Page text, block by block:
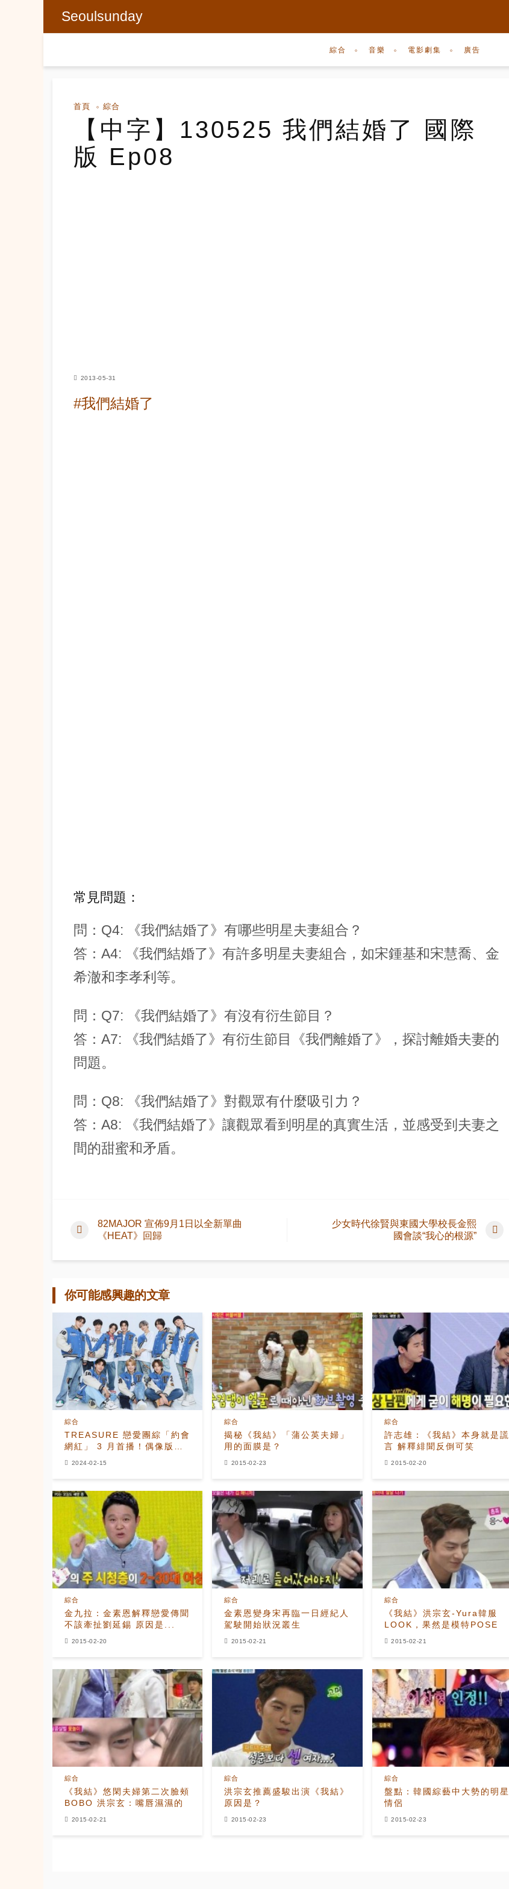
Seoulsunday
綜合 音樂 電影劇集 廣告
首頁 綜合
【中字】130525 我們結婚了 國際
版 Ep08
2013-05-31
#我們結婚了
常見問題：
問：Q4: 《我們結婚了》有哪些明星夫妻組合？
答：A4: 《我們結婚了》有許多明星夫妻組合，如宋鍾基和宋慧喬、金
希澈和李孝利等。
問：Q7: 《我們結婚了》有沒有衍生節目？
答：A7: 《我們結婚了》有衍生節目《我們離婚了》，探討離婚夫妻的
問題。
問：Q8: 《我們結婚了》對觀眾有什麼吸引力？
答：A8: 《我們結婚了》讓觀眾看到明星的真實生活，並感受到夫妻之
間的甜蜜和矛盾。
82MAJOR 宣佈9月1日以全新單曲
《HEAT》回歸
少女時代徐賢與東國大學校長金熙
國會談“我心的根源”
你可能感興趣的文章
TREASURE 戀愛團綜「約會
網紅」 3 月首播！偶像版《I
am Solo》掀韓網討論：我
綜合
2024-02-15
揭秘《我結》「蒲公英夫婦」
用的面膜是？
綜合
2015-02-23
許志雄：《我結》本身就是謊
言 解釋緋聞反倒可笑
綜合
2015-02-20
金九拉：金素恩解釋戀愛傳聞
不該牽扯劉延錫 原因是...
綜合
2015-02-20
金素恩變身宋再臨一日經紀人
駕駛開始狀況叢生
綜合
2015-02-21
《我結》洪宗玄-Yura韓服
LOOK，果然是模特POSE
綜合
2015-02-21
《我結》悠閑夫婦第二次臉頰
BOBO 洪宗玄：嘴唇濕濕的
綜合
2015-02-21
洪宗玄推薦盛駿出演《我結》
原因是？
綜合
2015-02-23
盤點：韓國綜藝中大勢的明星
情侶
綜合
2015-02-23